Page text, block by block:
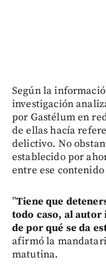
Según la
investigación
por Gastélum en
de ellas hacía
delictivo. No
establecido por
entre ese
”Tiene que
todo caso, al
de por qué se da
afirmó la
matutina.